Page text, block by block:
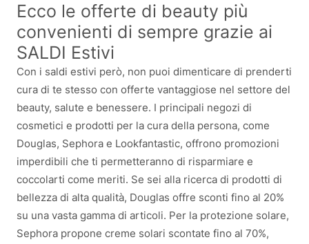
Ecco le offerte di beauty più
convenienti di sempre grazie ai
SALDI Estivi
Con i saldi estivi però, non puoi dimenticare di prenderti
cura di te stesso con offerte vantaggiose nel settore del
beauty, salute e benessere. I principali negozi di
cosmetici e prodotti per la cura della persona, come
Douglas, Sephora e Lookfantastic, offrono promozioni
imperdibili che ti permetteranno di risparmiare e
coccolarti come meriti. Se sei alla ricerca di prodotti di
bellezza di alta qualità, Douglas offre sconti fino al 20%
su una vasta gamma di articoli. Per la protezione solare,
Sephora propone creme solari scontate fino al 70%,